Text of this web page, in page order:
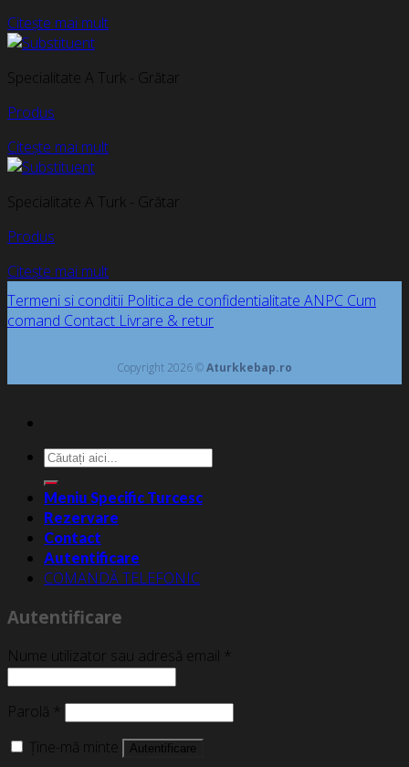
Citește mai mult
Specialitate A Turk - Grătar
Produs
Citește mai mult
Specialitate A Turk - Grătar
Produs
Citește mai mult
Termeni si conditii Politica de confidentialitate ANPC Cum
comand Contact Livrare & retur
Copyright 2026 ©Aturkkebap.ro
Caută
după:
Meniu Specific Turcesc
Rezervare
Contact
Autentificare
COMANDĂ TELEFONIC
Autentificare
Nume utilizator sau adresă email *
Parolă *
Ține-mă minte
Autentificare